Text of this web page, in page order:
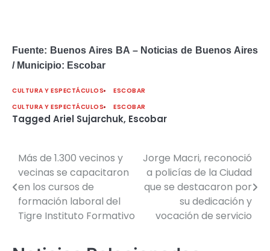
Fuente: Buenos Aires BA – Noticias de Buenos Aires
/ Municipio: Escobar
CULTURA Y ESPECTÁCULOS
ESCOBAR
CULTURA Y ESPECTÁCULOS
ESCOBAR
Tagged Ariel Sujarchuk, Escobar
Navegación
de
entradas
Más de 1.300 vecinos y
vecinas se capacitaron
en los cursos de
formación laboral del
Tigre Instituto Formativo
Jorge Macri, reconoció
a policías de la Ciudad
que se destacaron por
su dedicación y
vocación de servicio